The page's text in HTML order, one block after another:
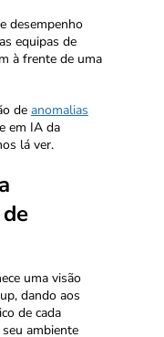
desempenho
equipas de
à frente de uma
de anomalias
em IA da
lá ver.
uma visão
dando aos
de cada
ambiente